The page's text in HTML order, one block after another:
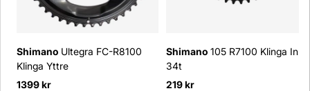
Shimano Ultegra FC-R8100
Klinga Yttre
1399 kr
Shimano 105 R7100 Klinga Inre
34t
219 kr